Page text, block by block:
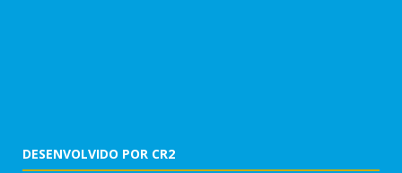
DESENVOLVIDO POR CR2